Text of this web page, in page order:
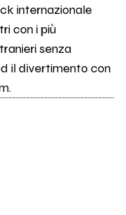
internazionale
con i più
senza
il divertimento con